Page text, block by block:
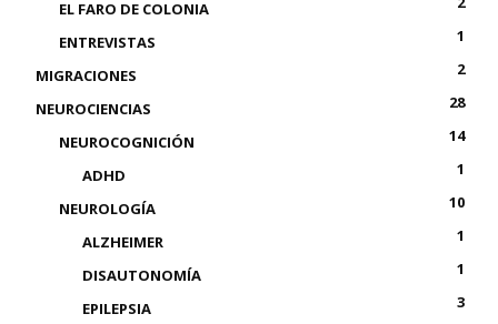
EL FARO DE COLONIA
ENTREVISTAS
1
MIGRACIONES
2
NEUROCIENCIAS
28
NEUROCOGNICIÓN
14
ADHD
1
NEUROLOGÍA
10
ALZHEIMER
1
DISAUTONOMÍA
1
EPILEPSIA
3